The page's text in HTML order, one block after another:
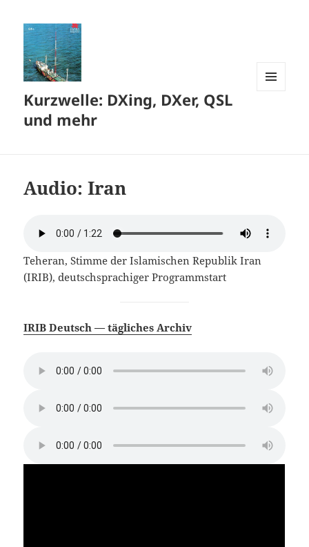
Kurzwelle: DXing, DXer, QSL
und mehr
Audio: Iran
Teheran, Stimme der Islamischen Republik Iran
(IRIB), deutschsprachiger Programmstart
IRIB Deutsch — tägliches Archiv